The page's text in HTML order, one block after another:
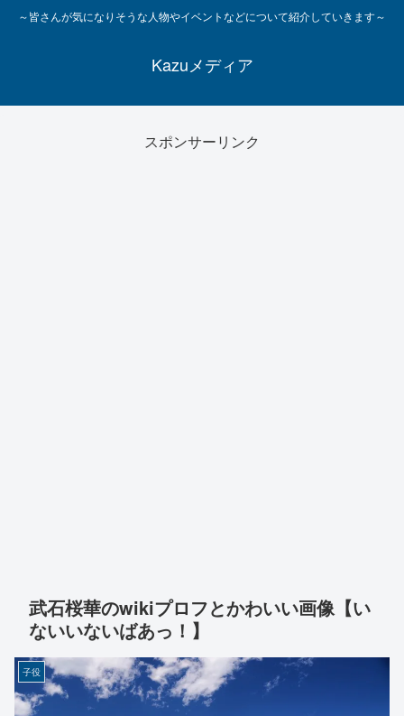
～皆さんが気になりそうな人物やイベントなどについて紹介していきます～
Kazuメディア
スポンサーリンク
武石桜華のwikiプロフとかわいい画像【い
ないいないばあっ！】
子役